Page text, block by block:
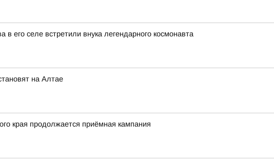
его селе встретили внука легендарного космонавта
на Алтае
края продолжается приёмная кампания